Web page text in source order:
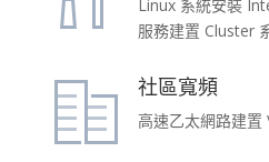
Linux 系統安裝
服務建置 Cluster
社區寬頻
高速乙太網路建置